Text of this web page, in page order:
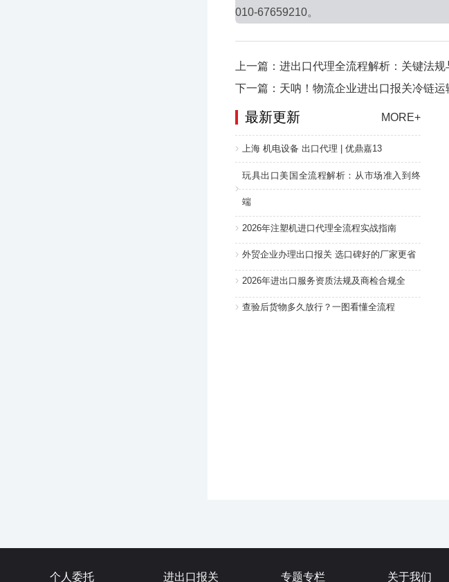
010-67659210。
上一篇：进出口代理全流程解析：关键法
下一篇：天呐！物流企业进出口报关冷链运
最新更新 MORE+
上海 机电设备 出口代理 | 优鼎嘉13
玩具出口美国全流程解析：从市场准入到终
端
2026年注塑机进口代理全流程实战指南
外贸企业办理出口报关 选口碑好的厂家更省
2026年进出口服务资质法规及商检合规全
查验后货物多久放行？一图看懂全流程
个人委托 进出口报关 专题专栏 关于我们